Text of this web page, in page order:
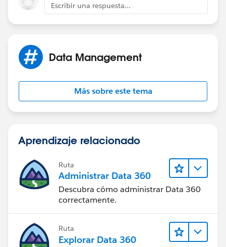
Email = {!Email2} (vncbxfvc@ghk.it
(mailto:
decoration:underline)" style="color:blue; text-
decoration:underline))
FirstName = {!FirstName_del_Contatto} ()
Lingua__c = {!LanguageContact} (Italiano)
Risultato
Creazione del record non riuscita.
Escribir una respuesta...
Data Management
Más sobre este tema
Aprendizaje relacionado
Ruta
Administrar Data 360
Descubra cómo administrar Data 360
correctamente.
Ruta
Explorar Data 360